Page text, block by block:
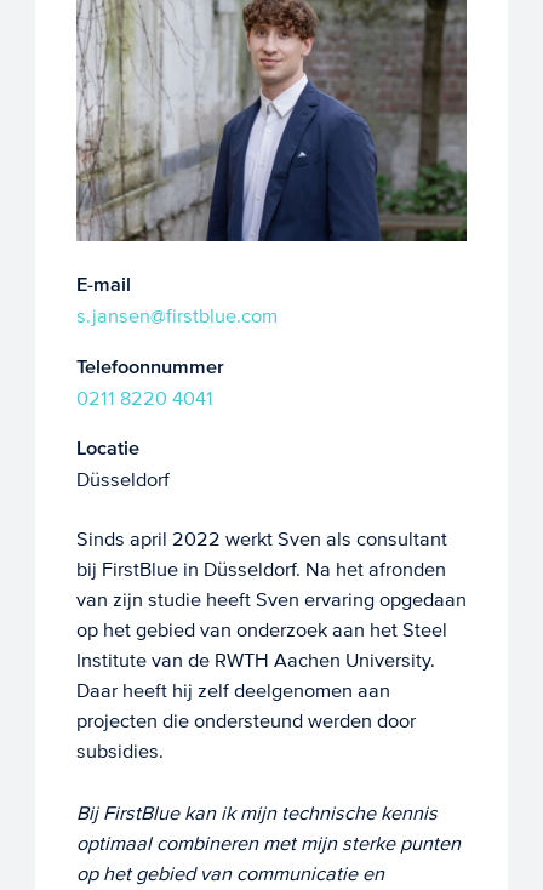
E-mail
s.jansen@firstblue.com
Telefoonnummer
0211 8220 4041
Locatie
Düsseldorf
Sinds april 2022 werkt Sven als consultant
bij FirstBlue in Düsseldorf. Na het afronden
van zijn studie heeft Sven ervaring opgedaan
op het gebied van onderzoek aan het Steel
Institute van de RWTH Aachen University.
Daar heeft hij zelf deelgenomen aan
projecten die ondersteund werden door
subsidies.
Bij FirstBlue kan ik mijn technische kennis
optimaal combineren met mijn sterke punten
op het gebied van communicatie en